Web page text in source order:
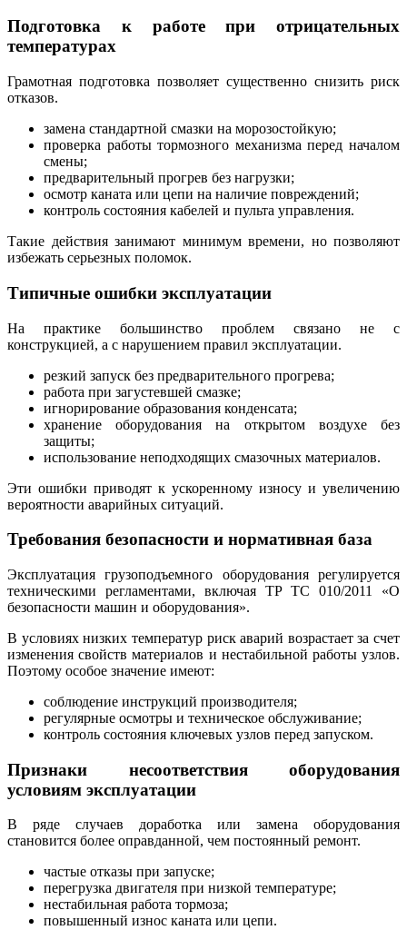
Подготовка к работе при отрицательных
температурах
Грамотная подготовка позволяет существенно снизить риск
отказов.
замена стандартной смазки на морозостойкую;
проверка работы тормозного механизма перед началом
смены;
предварительный прогрев без нагрузки;
осмотр каната или цепи на наличие повреждений;
контроль состояния кабелей и пульта управления.
Такие действия занимают минимум времени, но позволяют
избежать серьезных поломок.
Типичные ошибки эксплуатации
На практике большинство проблем связано не с
конструкцией, а с нарушением правил эксплуатации.
резкий запуск без предварительного прогрева;
работа при загустевшей смазке;
игнорирование образования конденсата;
хранение оборудования на открытом воздухе без
защиты;
использование неподходящих смазочных материалов.
Эти ошибки приводят к ускоренному износу и увеличению
вероятности аварийных ситуаций.
Требования безопасности и нормативная база
Эксплуатация грузоподъемного оборудования регулируется
техническими регламентами, включая ТР ТС 010/2011 «О
безопасности машин и оборудования».
В условиях низких температур риск аварий возрастает за счет
изменения свойств материалов и нестабильной работы узлов.
Поэтому особое значение имеют:
соблюдение инструкций производителя;
регулярные осмотры и техническое обслуживание;
контроль состояния ключевых узлов перед запуском.
Признаки несоответствия оборудования
условиям эксплуатации
В ряде случаев доработка или замена оборудования
становится более оправданной, чем постоянный ремонт.
частые отказы при запуске;
перегрузка двигателя при низкой температуре;
нестабильная работа тормоза;
повышенный износ каната или цепи.